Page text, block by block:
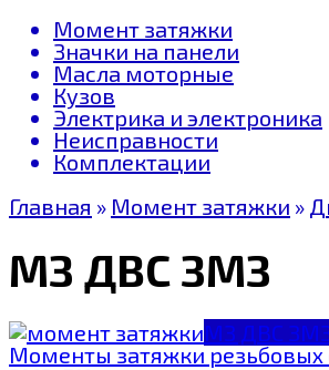
Момент затяжки
Значки на панели
Масла моторные
Кузов
Электрика и электроника
Неисправности
Комплектации
Главная » Момент затяжки »
МЗ ДВС ЗМЗ
МЗ ДВС
Моменты затяжки резьбовых